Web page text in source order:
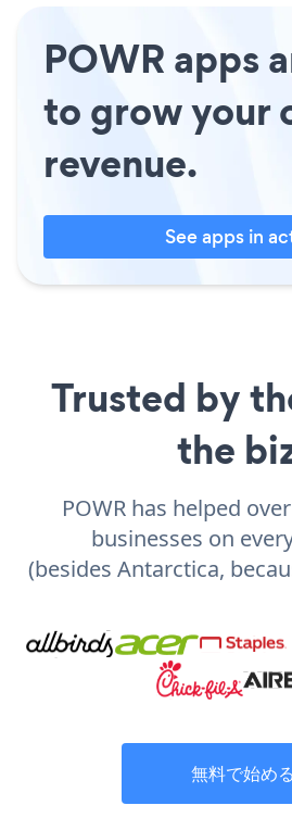
POWR apps
to grow your
revenue.
See apps in
Trusted by
the
POWR has helped
businesses on
(besides Antarctica,
無料で始める